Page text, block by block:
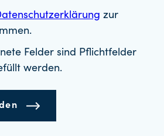
zur
Felder sind Pflichtfelder
werden.